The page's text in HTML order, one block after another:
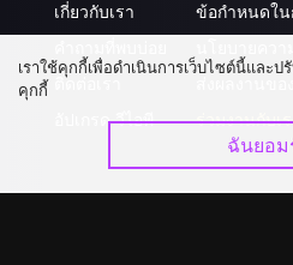
เกี่ยวกับเรา
ติดต่อเรา
อัปเกรด วีไอพี
ข้อกำหนดใน
ส่งผลงานข
ร่วมงานกับเ
เราใช้คุกกี้เพื่อดำเนินการเว็บไซต์นี้และป
คุกกี้
ฉันยอม